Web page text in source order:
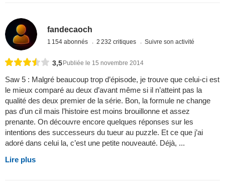
fandecaoch
1 154 abonnés 2 232 critiques Suivre son activité
3,5 Publiée le 15 novembre 2014
Saw 5 : Malgré beaucoup trop d’épisode, je trouve que celui-ci est
le mieux comparé au deux d’avant même si il n’atteint pas la
qualité des deux premier de la série. Bon, la formule ne change
pas d’un cil mais l’histoire est moins brouillonne et assez
prenante. On découvre encore quelques réponses sur les
intentions des successeurs du tueur au puzzle. Et ce que j’ai
adoré dans celui la, c’est une petite nouveauté. Déjà, ...
Lire plus